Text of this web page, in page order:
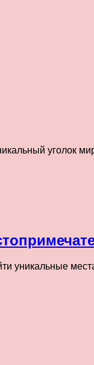
уголок
уникальные